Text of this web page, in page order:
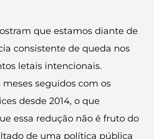
que estamos diante de
consistente de queda nos
letais intencionais.
meses seguidos com os
desde 2014, o que
essa redução não é fruto do
de uma política pública